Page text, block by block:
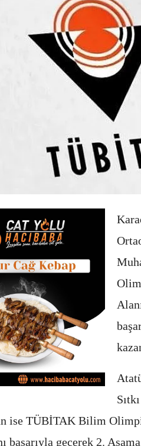
ise TÜBİTAK Bilim
başarıyla geçerek 2.